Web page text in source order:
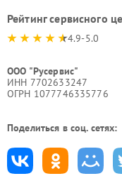
Рейтинг сервисного
4.9-5.0
ООО "Русервис"
ИНН 7702633247
ОГРН 1077746335776
Поделиться в соц. сетях: